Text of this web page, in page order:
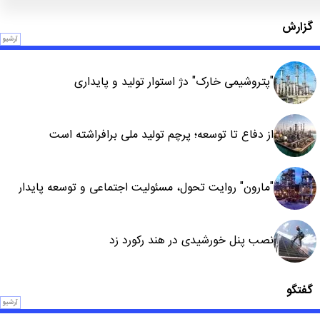
گزارش
آرشیو
"پتروشیمی خارک" دژ استوار تولید و پایداری
از دفاع تا توسعه؛ پرچم تولید ملی برافراشته است
"مارون" روایت تحول، مسئولیت اجتماعی و توسعه پایدار
نصب پنل خورشیدی در هند رکورد زد
گفتگو
آرشیو